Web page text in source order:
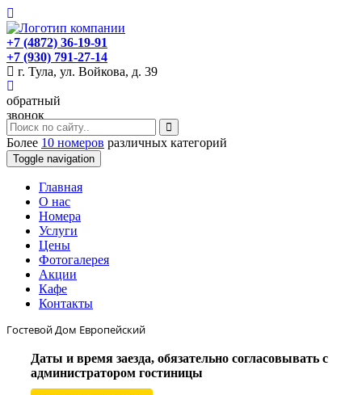
+7 (4872) 36-19-91
+7 (930) 791-27-14
г. Тула, ул. Войкова, д. 39
обратный
звонок
Более 10 номеров различных категорий
Toggle navigation
Главная
O нас
Номера
Услуги
Цены
Фотогалерея
Акции
Кафе
Контакты
Гостевой Дом Европейский
Даты и время заезда, обязательно согласовывать с
администратором гостиницы